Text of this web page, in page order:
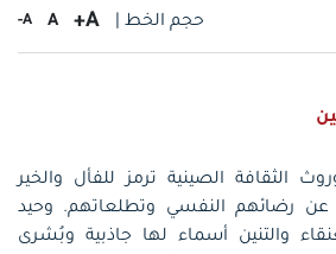
حجم الخط | A+
A
A-
الثقافة الصينية ترمز للفأل والخير
عن رضائهم النفسي وتطلعاتهم. وحيد
والتنين أسماء لها جاذبية وبُشرى